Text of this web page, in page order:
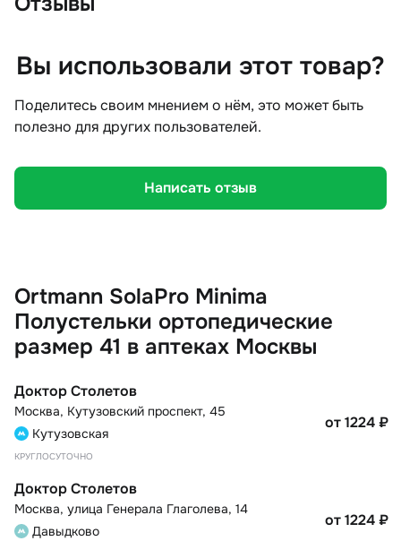
Вы использовали этот товар?
Поделитесь своим мнением о нём, это может быть
полезно для других пользователей.
Написать отзыв
Ortmann SolaPro Minima
Полустельки ортопедические
размер 41 в аптеках Москвы
Доктор Столетов
Москва, Кутузовский проспект, 45
Кутузовская
КРУГЛОСУТОЧНО
от 1224₽
Доктор Столетов
Москва, улица Генерала Глаголева, 14
Давыдково
от 1224₽